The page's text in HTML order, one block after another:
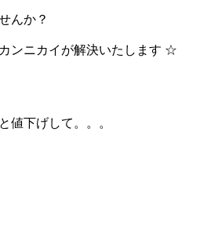
んか？
ンニカイが解決いたします ☆
値下げして。。。